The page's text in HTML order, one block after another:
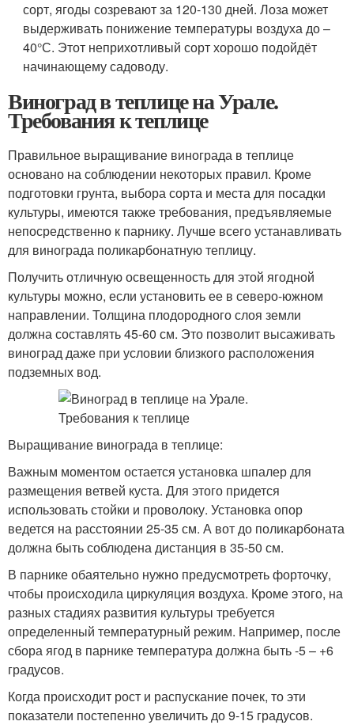
сорт, ягоды созревают за 120-130 дней. Лоза может
выдерживать понижение температуры воздуха до –
40°С. Этот неприхотливый сорт хорошо подойдёт
начинающему садоводу.
Виноград в теплице на Урале.
Требования к теплице
Правильное выращивание винограда в теплице
основано на соблюдении некоторых правил. Кроме
подготовки грунта, выбора сорта и места для посадки
культуры, имеются также требования, предъявляемые
непосредственно к парнику. Лучше всего устанавливать
для винограда поликарбонатную теплицу.
Получить отличную освещенность для этой ягодной
культуры можно, если установить ее в северо-южном
направлении. Толщина плодородного слоя земли
должна составлять 45-60 см. Это позволит высаживать
виноград даже при условии близкого расположения
подземных вод.
Выращивание винограда в теплице:
Важным моментом остается установка шпалер для
размещения ветвей куста. Для этого придется
использовать стойки и проволоку. Установка опор
ведется на расстоянии 25-35 см. А вот до поликарбоната
должна быть соблюдена дистанция в 35-50 см.
В парнике обаятельно нужно предусмотреть форточку,
чтобы происходила циркуляция воздуха. Кроме этого, на
разных стадиях развития культуры требуется
определенный температурный режим. Например, после
сбора ягод в парнике температура должна быть -5 – +6
градусов.
Когда происходит рост и распускание почек, то эти
показатели постепенно увеличить до 9-15 градусов.